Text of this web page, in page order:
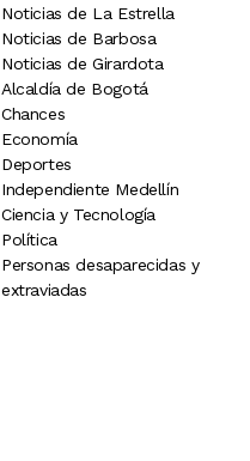
Noticias de La Estrella
Noticias de Barbosa
Noticias de Girardota
Alcaldía de Bogotá
Chances
Economía
Deportes
Independiente Medellín
Ciencia y Tecnología
Política
Personas desaparecidas y
extraviadas